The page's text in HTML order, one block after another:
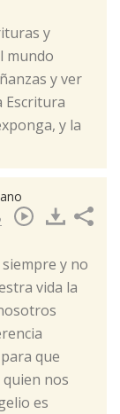
y
mundo
y ver
Escritura
y la
y no
vida la
que
nos
es